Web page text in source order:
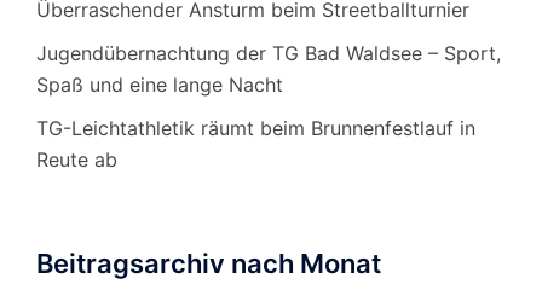
Überraschender Ansturm beim Streetballturnier
Jugendübernachtung der TG Bad Waldsee – Sport,
Spaß und eine lange Nacht
TG-Leichtathletik räumt beim Brunnenfestlauf in
Reute ab
Beitragsarchiv nach Monat